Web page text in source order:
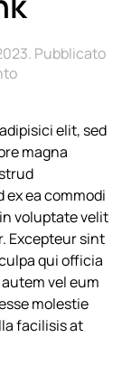
. Pubblicato
su
–
Try
Our
New
Summer
Drink
elit, sed
magna
ea commodi
voluptate velit
Excepteur sint
qui officia
vel eum
molestie
facilisis at